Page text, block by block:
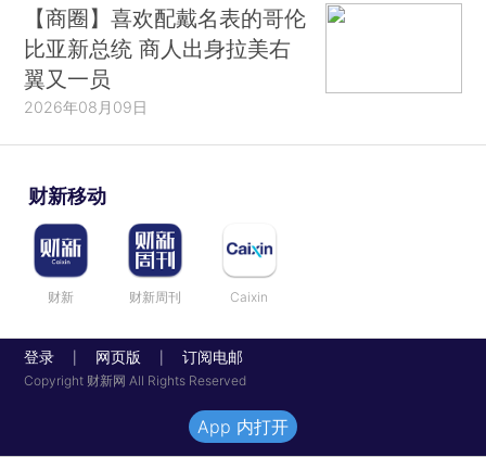
【商圈】喜欢配戴名表的哥伦
比亚新总统 商人出身拉美右
翼又一员
2026年08月09日
财新移动
财新 财新周刊 Caixin
登录 网页版 订阅电邮
Copyright 财新网 All Rights Reserved
App 内打开